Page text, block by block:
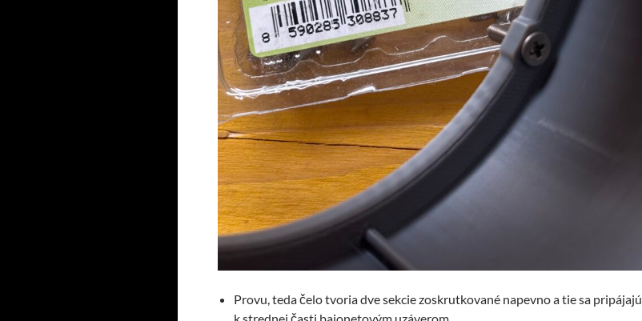
Provu, teda čelo tvoria dve sekcie zoskrutkované napevno a tie sa pripájajú